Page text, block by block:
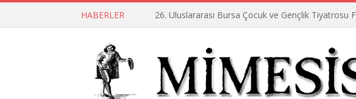
HABERLER 26. Uluslararası Bursa Çocuk ve Gençlik Tiyatrosu